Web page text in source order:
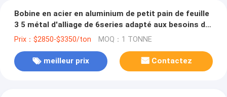
Bobine en acier en aluminium de petit pain de feuille
3 5 métal d'alliage de 6series adapté aux besoins du
client
Prix：$2850-$3350/ton MOQ：1 TONNE
meilleur prix Contactez